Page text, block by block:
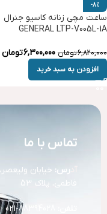
-8%
ساعت مچی زنانه کاسیو جنرال
GENERAL LTP-V005L-1A
6,820,000تومان 6,300,000تومان
افزودن به سبد خرید
تماس با ما
رس: خیابان
فاطمی، پلاک 53